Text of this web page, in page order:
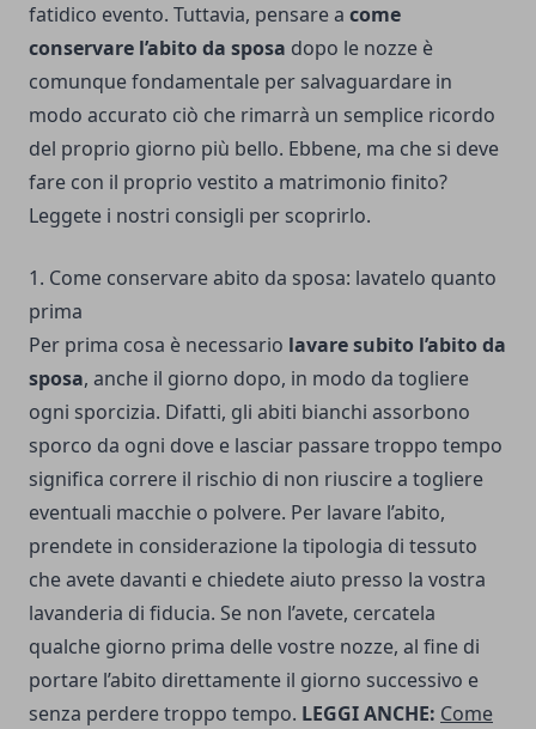
fatidico evento. Tuttavia, pensare a come
conservare l’abito da sposa dopo le nozze è
comunque fondamentale per salvaguardare in
modo accurato ciò che rimarrà un semplice ricordo
del proprio giorno più bello. Ebbene, ma che si deve
fare con il proprio vestito a matrimonio finito?
Leggete i nostri consigli per scoprirlo.
1. Come conservare abito da sposa: lavatelo quanto
prima
Per prima cosa è necessario lavare subito l’abito da
sposa, anche il giorno dopo, in modo da togliere
ogni sporcizia. Difatti, gli abiti bianchi assorbono
sporco da ogni dove e lasciar passare troppo tempo
significa correre il rischio di non riuscire a togliere
eventuali macchie o polvere. Per lavare l’abito,
prendete in considerazione la tipologia di tessuto
che avete davanti e chiedete aiuto presso la vostra
lavanderia di fiducia. Se non l’avete, cercatela
qualche giorno prima delle vostre nozze, al fine di
portare l’abito direttamente il giorno successivo e
senza perdere troppo tempo. LEGGI ANCHE: Come